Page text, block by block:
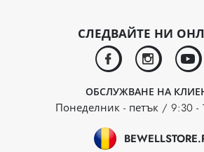
СЛЕДВАЙТЕ НИ
facebookinstagram
ОБСЛУЖВАНЕ НА
Понеделник - петък / 9:30 -